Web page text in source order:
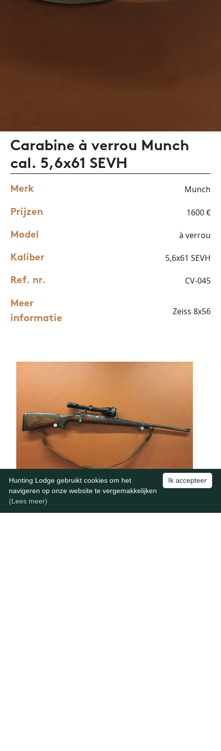
Carabine à verrou Munch
cal. 5,6x61 SEVH
Merk Munch
Prijzen 1600 €
Model à verrou
Kaliber 5,6x61 SEVH
Ref. nr. CV-045
Meer
informatie
Zeiss 8x56
Ik accepteer
Hunting Lodge gebruikt cookies om het
navigeren op onze website te vergemakkelijken
(Lees meer)